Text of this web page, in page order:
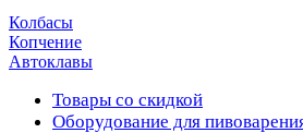
Колбасы
Копчение
Автоклавы
Товары со скидкой
Оборудование для